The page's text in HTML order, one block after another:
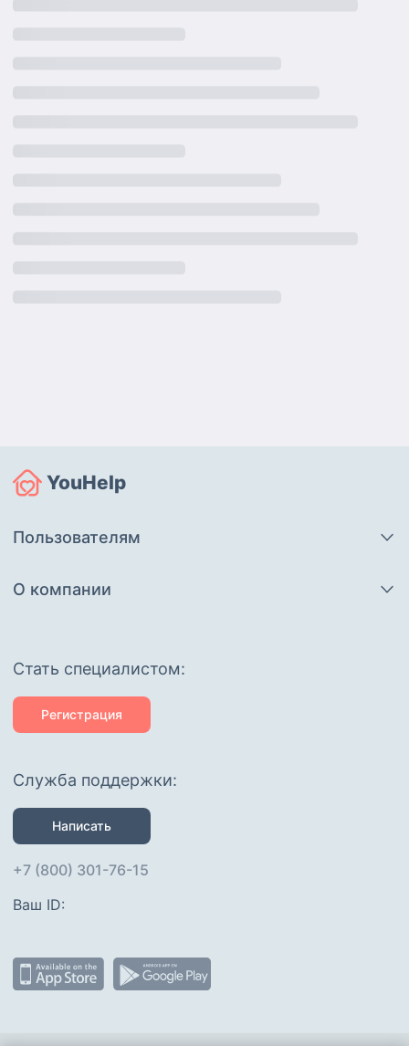
YouHelp
Пользователям
О компании
Cтать специалистом:
Регистрация
Служба поддержки:
Написать
+7 (800) 301-76-15
Ваш ID: